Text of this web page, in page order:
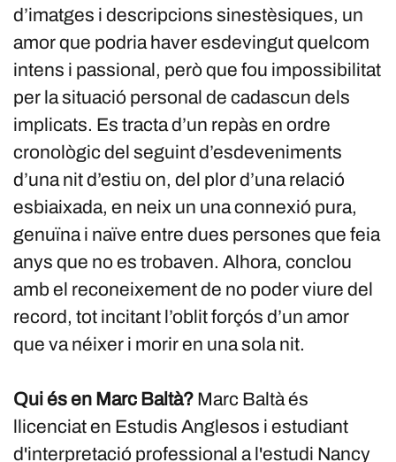
d’imatges i descripcions sinestèsiques, un
amor que podria haver esdevingut quelcom
intens i passional, però que fou impossibilitat
per la situació personal de cadascun dels
implicats. Es tracta d’un repàs en ordre
cronològic del seguint d’esdeveniments
d’una nit d’estiu on, del plor d’una relació
esbiaixada, en neix un una connexió pura,
genuïna i naïve entre dues persones que feia
anys que no es trobaven. Alhora, conclou
amb el reconeixement de no poder viure del
record, tot incitant l’oblit forçós d’un amor
que va néixer i morir en una sola nit.
Qui és en Marc Baltà? Marc Baltà és
llicenciat en Estudis Anglesos i estudiant
d'interpretació professional a l'estudi Nancy